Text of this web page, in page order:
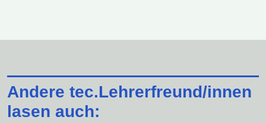
Andere tec.Lehrerfreund/innen
lasen auch: